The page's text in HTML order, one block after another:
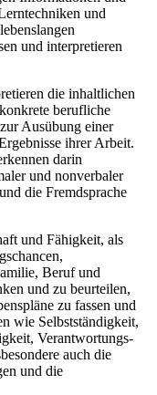
und
und interpretieren
die inhaltlichen
berufliche
Ausübung einer
ihrer Arbeit.
darin
und nonverbaler
die Fremdsprache
und Fähigkeit, als
Beruf und
und zu beurteilen,
zu fassen und
wie Selbstständigkeit,
Verantwortungs-
auch die
und die